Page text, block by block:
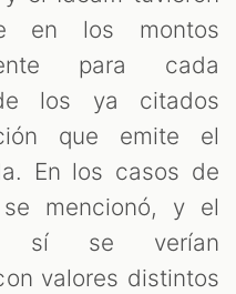
en los montos
para cada
los ya citados
que emite el
En los casos de
mencionó, y el
sí se verían
valores distintos